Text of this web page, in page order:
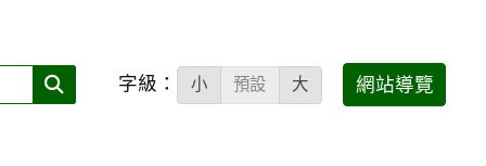
搜
字級： 小 預設 大 網站導覽